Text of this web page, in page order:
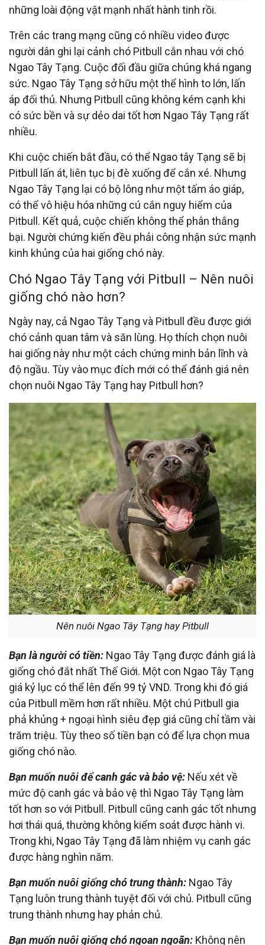
những loài động vật mạnh nhất hành tinh rồi.
Trên các trang mạng cũng có nhiều video được
người dân ghi lại cảnh chó Pitbull cắn nhau với chó
Ngao Tây Tạng. Cuộc đối đầu giữa chúng khá ngang
sức. Ngao Tây Tạng sở hữu một thể hình to lớn, lấn
áp đối thủ. Nhưng Pitbull cũng không kém cạnh khi
có sức bền và sự dẻo dai tốt hơn Ngao Tây Tạng rất
nhiều.
Khi cuộc chiến bắt đầu, có thể Ngao tây Tạng sẽ bị
Pitbull lấn át, liên tục bị đè xuống để cắn xé. Nhưng
Ngao Tây Tạng lại có bộ lông như một tấm áo giáp,
có thể vô hiệu hóa những cú cắn nguy hiểm của
Pitbull. Kết quả, cuộc chiến không thể phân thắng
bại. Người chứng kiến đều phải công nhận sức mạnh
kinh khủng của hai giống chó này.
Chó Ngao Tây Tạng với Pitbull – Nên nuôi
giống chó nào hơn?
Ngày nay, cả Ngao Tây Tạng và Pitbull đều được giới
chó cảnh quan tâm và săn lùng. Họ thích chọn nuôi
hai giống này như một cách chứng minh bản lĩnh và
độ ngầu. Tùy vào mục đích mới có thể đánh giá nên
chọn nuôi Ngao Tây Tạng hay Pitbull hơn?
Nên nuôi Ngao Tây Tạng hay Pitbull
Bạn là người có tiền: Ngao Tây Tạng được đánh giá là
giống chó đắt nhất Thế Giới. Một con Ngao Tây Tạng
giá kỷ lục có thể lên đến 99 tỷ VND. Trong khi đó giá
của Pitbull mềm hơn rất nhiều. Một chú Pitbull gia
phả khủng + ngoại hình siêu đẹp giá cũng chỉ tầm vài
trăm triệu. Tùy theo số tiền bạn có để lựa chọn mua
giống chó nào.
Bạn muốn nuôi để canh gác và bảo vệ: Nếu xét về
mức độ canh gác và bảo vệ thì Ngao Tây Tạng làm
tốt hơn so với Pitbull. Pitbull cũng canh gác tốt nhưng
hơi thái quá, thường không kiểm soát được hành vi.
Trong khi, Ngao Tây Tạng đã làm nhiệm vụ canh gác
được hàng nghìn năm.
Bạn muốn nuôi giống chó trung thành: Ngao Tây
Tạng luôn trung thành tuyệt đối với chủ. Pitbull cũng
trung thành nhưng hay phản chủ.
Bạn muốn nuôi giống chó ngoan ngoãn: Không nên